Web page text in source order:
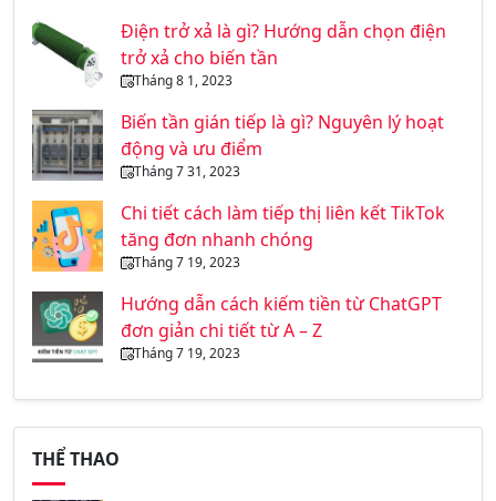
Điện trở xả là gì? Hướng dẫn chọn điện
trở xả cho biến tần
Tháng 8 1, 2023
Biến tần gián tiếp là gì? Nguyên lý hoạt
động và ưu điểm
Tháng 7 31, 2023
Chi tiết cách làm tiếp thị liên kết TikTok
tăng đơn nhanh chóng
Tháng 7 19, 2023
Hướng dẫn cách kiếm tiền từ ChatGPT
đơn giản chi tiết từ A – Z
Tháng 7 19, 2023
THỂ THAO